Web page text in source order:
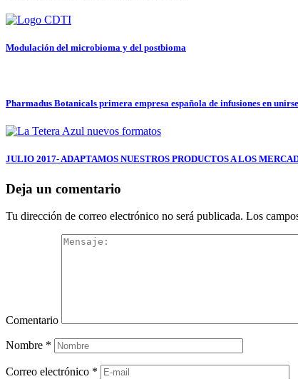
Modulación del microbioma y del postbioma
Pharmadus Botanicals primera empresa española de infusiones en
JULIO 2017- ADAPTAMOS NUESTROS PRODUCTOS A LOS
Deja un comentario
Tu dirección de correo electrónico no será publicada. Los
Comentario
Nombre *
Correo electrónico *